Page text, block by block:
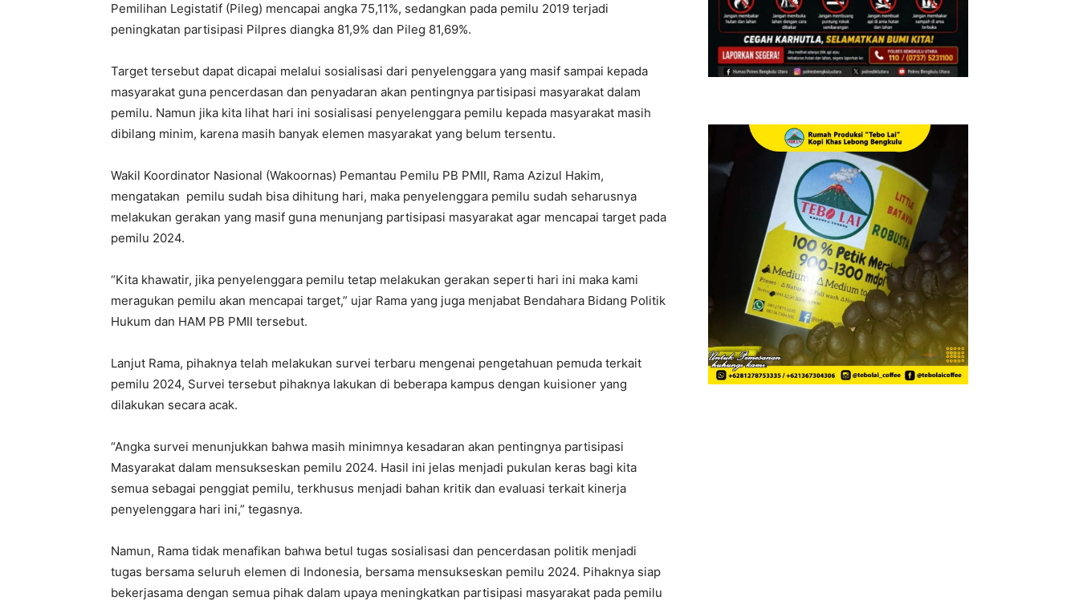
Pemilihan Legistatif (Pileg) mencapai angka 75,11%, sedangkan pada pemilu 2019 terjadi
peningkatan partisipasi Pilpres diangka 81,9% dan Pileg 81,69%.
Target tersebut dapat dicapai melalui sosialisasi dari penyelenggara yang masif sampai kepada
masyarakat guna pencerdasan dan penyadaran akan pentingnya partisipasi masyarakat dalam
pemilu. Namun jika kita lihat hari ini sosialisasi penyelenggara pemilu kepada masyarakat masih
dibilang minim, karena masih banyak elemen masyarakat yang belum tersentu.
Wakil Koordinator Nasional (Wakoornas) Pemantau Pemilu PB PMII, Rama Azizul Hakim,
mengatakan pemilu sudah bisa dihitung hari, maka penyelenggara pemilu sudah seharusnya
melakukan gerakan yang masif guna menunjang partisipasi masyarakat agar mencapai target pada
pemilu 2024.
“Kita khawatir, jika penyelenggara pemilu tetap melakukan gerakan seperti hari ini maka kami
meragukan pemilu akan mencapai target,” ujar Rama yang juga menjabat Bendahara Bidang Politik
Hukum dan HAM PB PMII tersebut.
Lanjut Rama, pihaknya telah melakukan survei terbaru mengenai pengetahuan pemuda terkait
pemilu 2024, Survei tersebut pihaknya lakukan di beberapa kampus dengan kuisioner yang
dilakukan secara acak.
“Angka survei menunjukkan bahwa masih minimnya kesadaran akan pentingnya partisipasi
Masyarakat dalam mensukseskan pemilu 2024. Hasil ini jelas menjadi pukulan keras bagi kita
semua sebagai penggiat pemilu, terkhusus menjadi bahan kritik dan evaluasi terkait kinerja
penyelenggara hari ini,” tegasnya.
Namun, Rama tidak menafikan bahwa betul tugas sosialisasi dan pencerdasan politik menjadi
tugas bersama seluruh elemen di Indonesia, bersama mensukseskan pemilu 2024. Pihaknya siap
bekerjasama dengan semua pihak dalam upaya meningkatkan partisipasi masyarakat pada pemilu